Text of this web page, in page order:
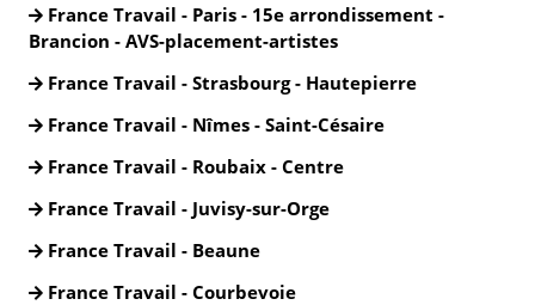
France Travail - Paris - 15e arrondissement -
Brancion - AVS-placement-artistes
France Travail - Strasbourg - Hautepierre
France Travail - Nîmes - Saint-Césaire
France Travail - Roubaix - Centre
France Travail - Juvisy-sur-Orge
France Travail - Beaune
France Travail - Courbevoie